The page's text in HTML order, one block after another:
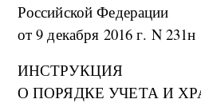
Российской Федерации
от 9 декабря 2016 г. N 231н
ИНСТРУКЦИЯ
О ПОРЯДКЕ УЧЕТА И